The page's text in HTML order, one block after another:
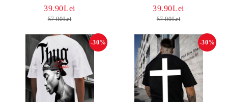
OVERSIZED
39.90Lei
57.00Lei
39.90Lei
57.00Lei
-30% -30%